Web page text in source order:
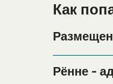
Как
период
Рённе -